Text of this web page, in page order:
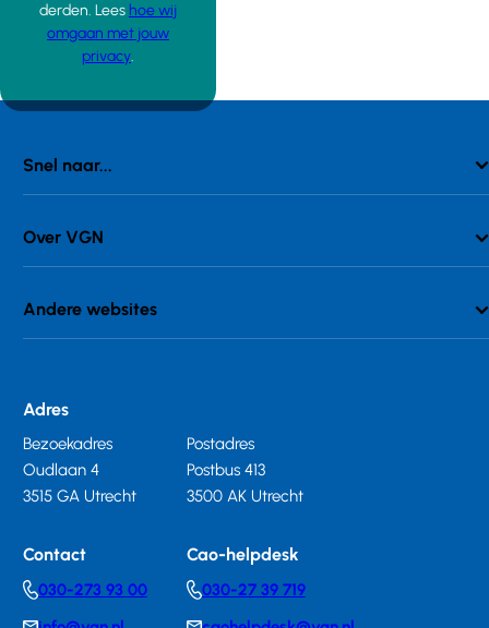
derden. Lees hoe wij
omgaan met jouw
privacy.
Snel naar...
Over VGN
Andere websites
Adres
Bezoekadres
Oudlaan 4
3515 GA Utrecht
Postadres
Postbus 413
3500 AK Utrecht
Contact
Telephonenumber
030-273 93 00
Cao-helpdesk
Telephonenumber
030-27 39 719